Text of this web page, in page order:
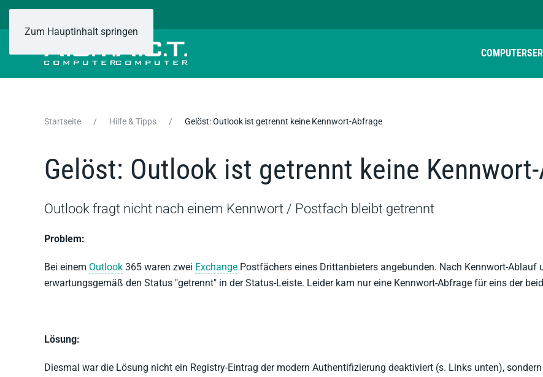
Zum Hauptinhalt springen
COMPUTER
Startseite Hilfe & Tipps Gelöst: Outlook ist getrennt keine Kennwort-Abfrage
Gelöst: Outlook ist getrennt keine
Outlook fragt nicht nach einem Kennwort / Postfach bleibt getrennt
Problem:
Bei einem Outlook 365 waren zwei Exchange Postfächers eines Drittanbieters angebunden. Nach Kennwort-Ablauf
erwartungsgemäß den Status "getrennt" in der Status-Leiste. Leider kam nur eine Kennwort-Abfrage für eins der
Lösung:
Diesmal war die Lösung nicht ein Registry-Eintrag der modern Authentifizierung deaktiviert (s. Links unten),